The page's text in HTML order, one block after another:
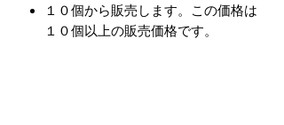
１０個から販売します。この価格は
１０個以上の販売価格です。